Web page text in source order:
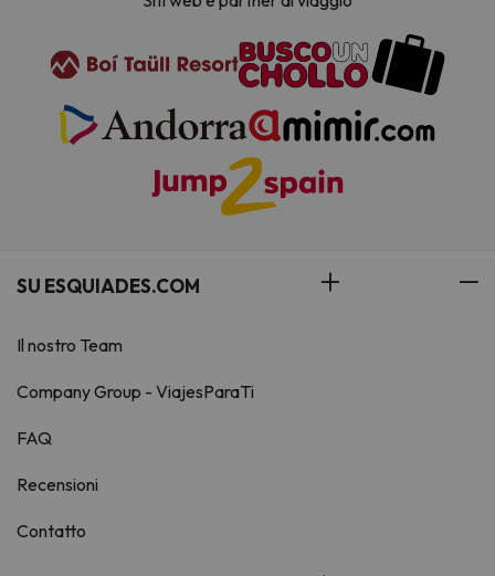
SU ESQUIADES.COM
Il nostro Team
Company Group - ViajesParaTi
FAQ
Recensioni
Contatto